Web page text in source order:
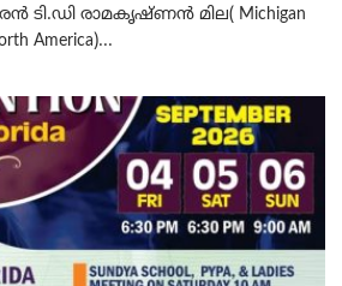
രാമകൃഷ്ണൻ മില( Michigan
America)...